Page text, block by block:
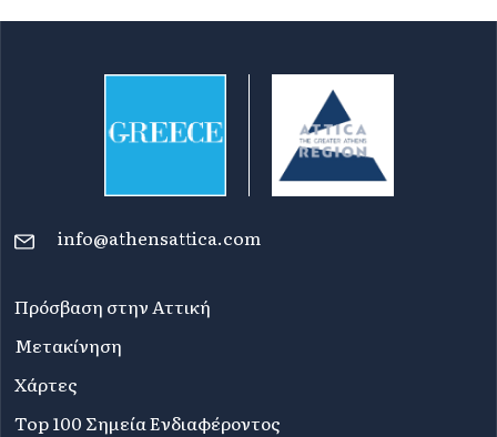
info@athensattica.com
Πρόσβαση στην Αττική
Μετακίνηση
Χάρτες
Top 100 Σημεία Ενδιαφέροντος